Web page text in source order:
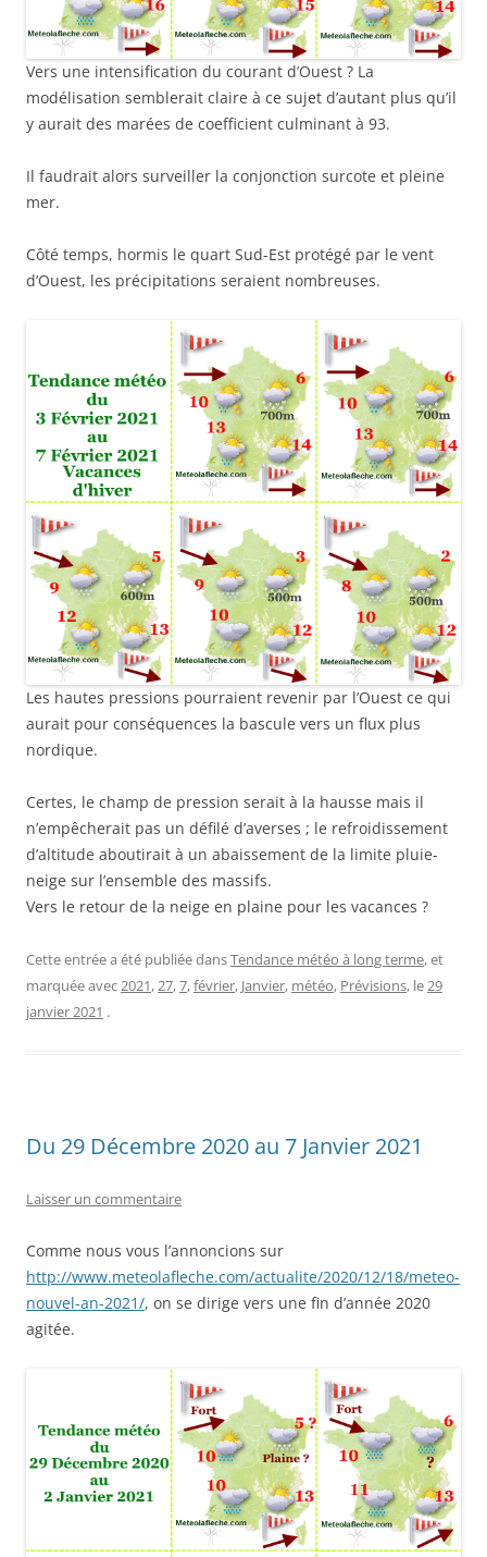
Vers une intensification du courant d’Ouest ? La
modélisation semblerait claire à ce sujet d’autant plus qu’il
y aurait des marées de coefficient culminant à 93.
Il faudrait alors surveiller la conjonction surcote et pleine
mer.
Côté temps, hormis le quart Sud-Est protégé par le vent
d’Ouest, les précipitations seraient nombreuses.
Les hautes pressions pourraient revenir par l’Ouest ce qui
aurait pour conséquences la bascule vers un flux plus
nordique.
Certes, le champ de pression serait à la hausse mais il
n’empêcherait pas un défilé d’averses ; le refroidissement
d’altitude aboutirait à un abaissement de la limite pluie-
neige sur l’ensemble des massifs.
Vers le retour de la neige en plaine pour les vacances ?
Cette entrée a été publiée dansTendance météo à long terme, et
marquée avec2021,27,7,février, Janvier, météo, Prévisions, le29
janvier 2021 .
Du 29 Décembre 2020 au 7 Janvier 2021
Laisser un commentaire
Comme nous vous l’annoncions sur
http://www.meteolafleche.com/actualite/2020/12/18/meteo-
nouvel-an-2021/, on se dirige vers une fin d’année 2020
agitée.